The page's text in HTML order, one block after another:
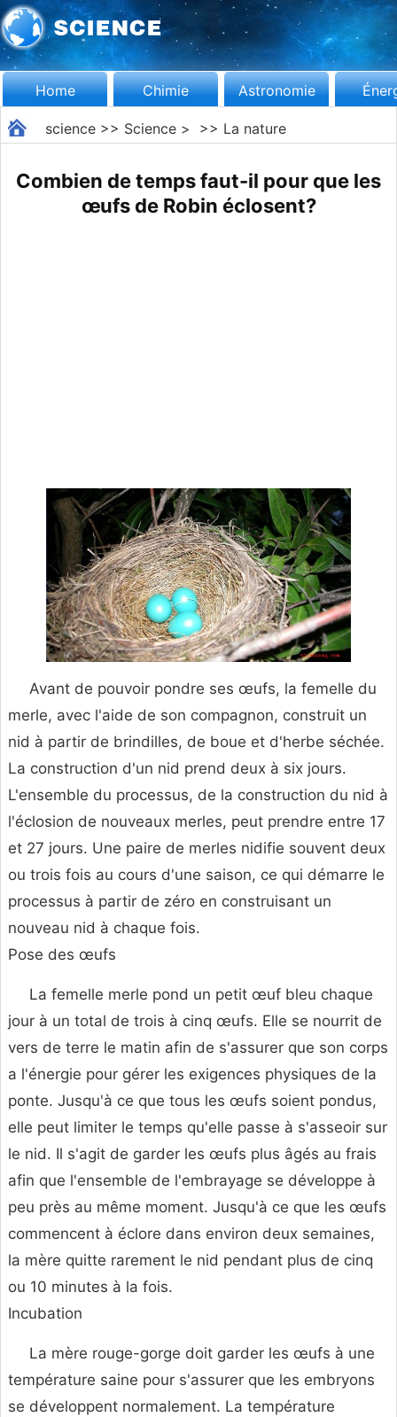
Home Chimie Astronomie
science>> Science> >> La nature
Combien de temps faut-il pour que les
œufs de Robin éclosent?
Avant de pouvoir pondre ses œufs, la femelle du
merle, avec l'aide de son compagnon, construit un
nid à partir de brindilles, de boue et d'herbe séchée.
La construction d'un nid prend deux à six jours.
L'ensemble du processus, de la construction du nid à
l'éclosion de nouveaux merles, peut prendre entre 17
et 27 jours. Une paire de merles nidifie souvent deux
ou trois fois au cours d'une saison, ce qui démarre le
processus à partir de zéro en construisant un
nouveau nid à chaque fois.
Pose des œufs
La femelle merle pond un petit œuf bleu chaque
jour à un total de trois à cinq œufs. Elle se nourrit de
vers de terre le matin afin de s'assurer que son corps
a l'énergie pour gérer les exigences physiques de la
ponte. Jusqu'à ce que tous les œufs soient pondus,
elle peut limiter le temps qu'elle passe à s'asseoir sur
le nid. Il s'agit de garder les œufs plus âgés au frais
afin que l'ensemble de l'embrayage se développe à
peu près au même moment. Jusqu'à ce que les œufs
commencent à éclore dans environ deux semaines,
la mère quitte rarement le nid pendant plus de cinq
ou 10 minutes à la fois.
Incubation
La mère rouge-gorge doit garder les œufs à une
température saine pour s'assurer que les embryons
se développent normalement. La température